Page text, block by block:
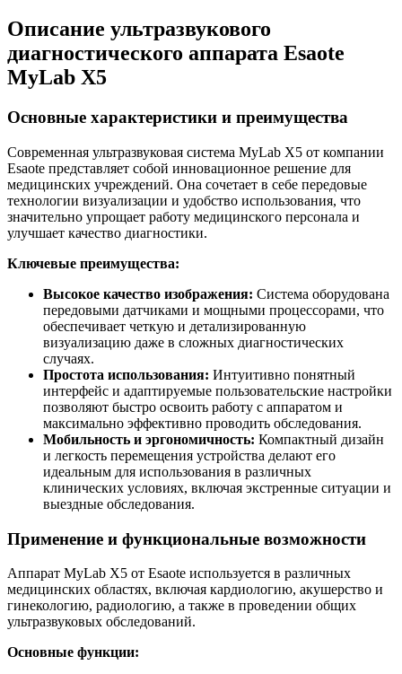
Описание ультразвукового
диагностического аппарата Esaote
MyLab X5
Основные характеристики и преимущества
Современная ультразвуковая система MyLab X5 от компании
Esaote представляет собой инновационное решение для
медицинских учреждений. Она сочетает в себе передовые
технологии визуализации и удобство использования, что
значительно упрощает работу медицинского персонала и
улучшает качество диагностики.
Ключевые преимущества:
Высокое качество изображения: Система оборудована
передовыми датчиками и мощными процессорами, что
обеспечивает четкую и детализированную
визуализацию даже в сложных диагностических
случаях.
Простота использования: Интуитивно понятный
интерфейс и адаптируемые пользовательские настройки
позволяют быстро освоить работу с аппаратом и
максимально эффективно проводить обследования.
Мобильность и эргономичность: Компактный дизайн
и легкость перемещения устройства делают его
идеальным для использования в различных
клинических условиях, включая экстренные ситуации и
выездные обследования.
Применение и функциональные возможности
Аппарат MyLab X5 от Esaote используется в различных
медицинских областях, включая кардиологию, акушерство и
гинекологию, радиологию, а также в проведении общих
ультразвуковых обследований.
Основные функции: